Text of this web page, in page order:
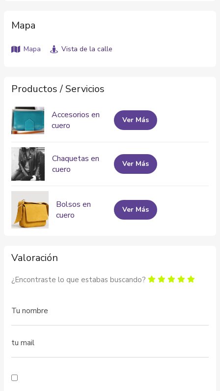
Mapa
Mapa Vista de la calle
Productos / Servicios
Accesorios en
cuero
Ver Más
Chaquetas en
cuero
Ver Más
Bolsos en
cuero
Ver Más
Valoración
¿Encontraste lo que estabas buscando?